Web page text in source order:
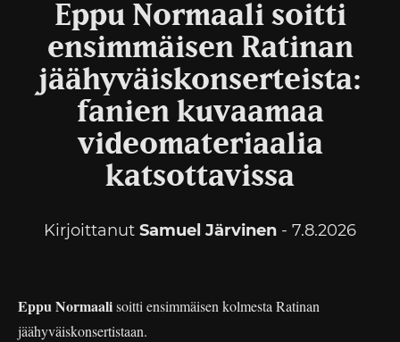
Eppu Normaali soitti
ensimmäisen Ratinan
jäähyväiskonserteista:
fanien kuvaamaa
videomateriaalia
katsottavissa
Kirjoittanut Samuel Järvinen - 7.8.2026
Eppu Normaalisoitti ensimmäisen kolmesta Ratinan
jäähyväiskonsertistaan.